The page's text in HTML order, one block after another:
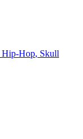
Hip-Hop, Skull